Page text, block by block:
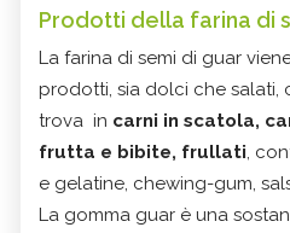
Prodotti della farina di
La farina di semi di guar
prodotti, sia dolci che salati,
trova in carni in scatola,
frutta e bibite, frullati,
e gelatine, chewing-gum,
La gomma guar è una